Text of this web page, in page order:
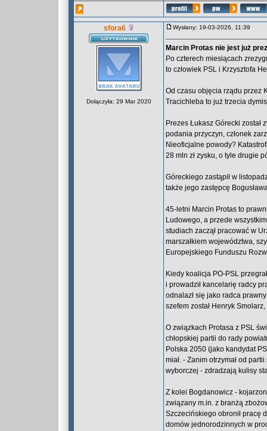
sfora6
Dołączyła: 29 Mar 2020
Wysłany: 19-03-2026, 11:39
Marcin Protas nie jest już
Po czterech miesiącach
to człowiek PSL i Krzysztofa
Od czasu objęcia rządu przez
Tracichleba to już trzecia
Prezes Łukasz Górecki został
podania przyczyn, członek
Nieoficjalne powody?
28 mln zł zysku, o tyle drugie
Góreckiego zastąpił w
także jego zastępcę
45-letni Marcin Protas to
Ludowego, a przede
studiach zaczął pracować w
marszałkiem województwa,
Europejskiego Funduszu
Kiedy koalicja PO-PSL
i prowadził kancelarię radcy
odnalazł się jako radca
szefem został Henryk
O związkach Protasa z PSL
chłopskiej partii do rady
Polska 2050 (jako kandydat
miał. - Zanim otrzymał od
wyborczej - zdradzają kulisy
Z kolei Bogdanowicz -
związany m.in. z branżą
Szczecińskiego obronił pracę
domów jednorodzinnych w